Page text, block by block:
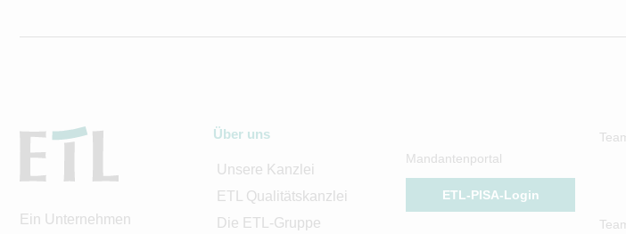
Ein Unternehmen
Über uns
Unsere Kanzlei
ETL Qualitätskanzlei
Die ETL-Gruppe
Mandantenportal
ETL-PISA-Login